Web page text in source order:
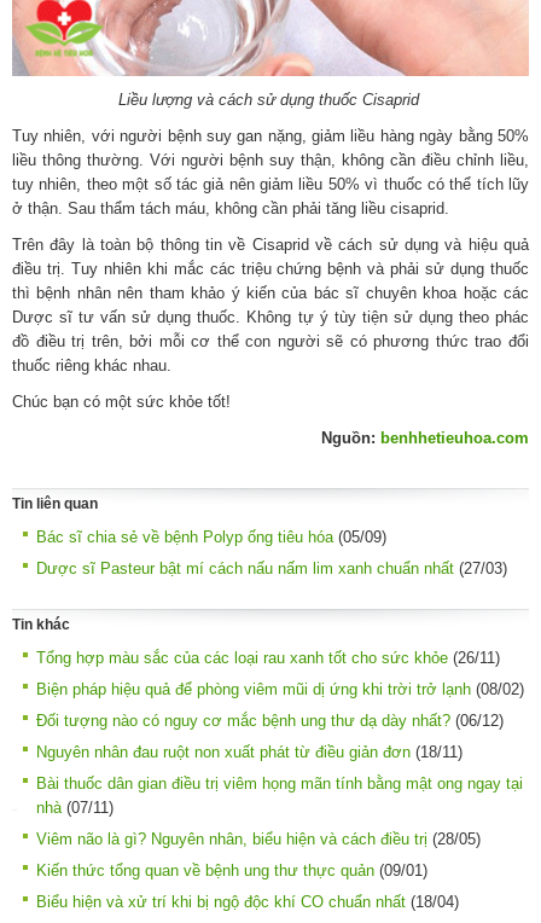
Liều lượng và cách sử dụng thuốc Cisaprid
Tuy nhiên, với người bệnh suy gan nặng, giảm liều hàng ngày bằng 50%
liều thông thường. Với người bệnh suy thận, không cần điều chỉnh liều,
tuy nhiên, theo một số tác giả nên giảm liều 50% vì thuốc có thể tích lũy
ở thận. Sau thẩm tách máu, không cần phải tăng liều cisaprid.
Trên đây là toàn bộ thông tin về Cisaprid về cách sử dụng và hiệu quả
điều trị. Tuy nhiên khi mắc các triệu chứng bệnh và phải sử dụng thuốc
thì bệnh nhân nên tham khảo ý kiến của bác sĩ chuyên khoa hoặc các
Dược sĩ tư vấn sử dụng thuốc. Không tự ý tùy tiện sử dụng theo phác
đồ điều trị trên, bởi mỗi cơ thể con người sẽ có phương thức trao đổi
thuốc riêng khác nhau.
Chúc bạn có một sức khỏe tốt!
Nguồn: benhhetieuhoa.com
Tin liên quan
Bác sĩ chia sẻ về bệnh Polyp ống tiêu hóa (05/09)
Dược sĩ Pasteur bật mí cách nấu nấm lim xanh chuẩn nhất (27/03)
Tin khác
Tổng hợp màu sắc của các loại rau xanh tốt cho sức khỏe (26/11)
Biện pháp hiệu quả để phòng viêm mũi dị ứng khi trời trở lạnh (08/02)
Đối tượng nào có nguy cơ mắc bệnh ung thư dạ dày nhất? (06/12)
Nguyên nhân đau ruột non xuất phát từ điều giản đơn (18/11)
Bài thuốc dân gian điều trị viêm họng mãn tính bằng mật ong ngay tại
nhà(07/11)
Viêm não là gì? Nguyên nhân, biểu hiện và cách điều trị (28/05)
Kiến thức tổng quan về bệnh ung thư thực quản (09/01)
Biểu hiện và xử trí khi bị ngộ độc khí CO chuẩn nhất (18/04)